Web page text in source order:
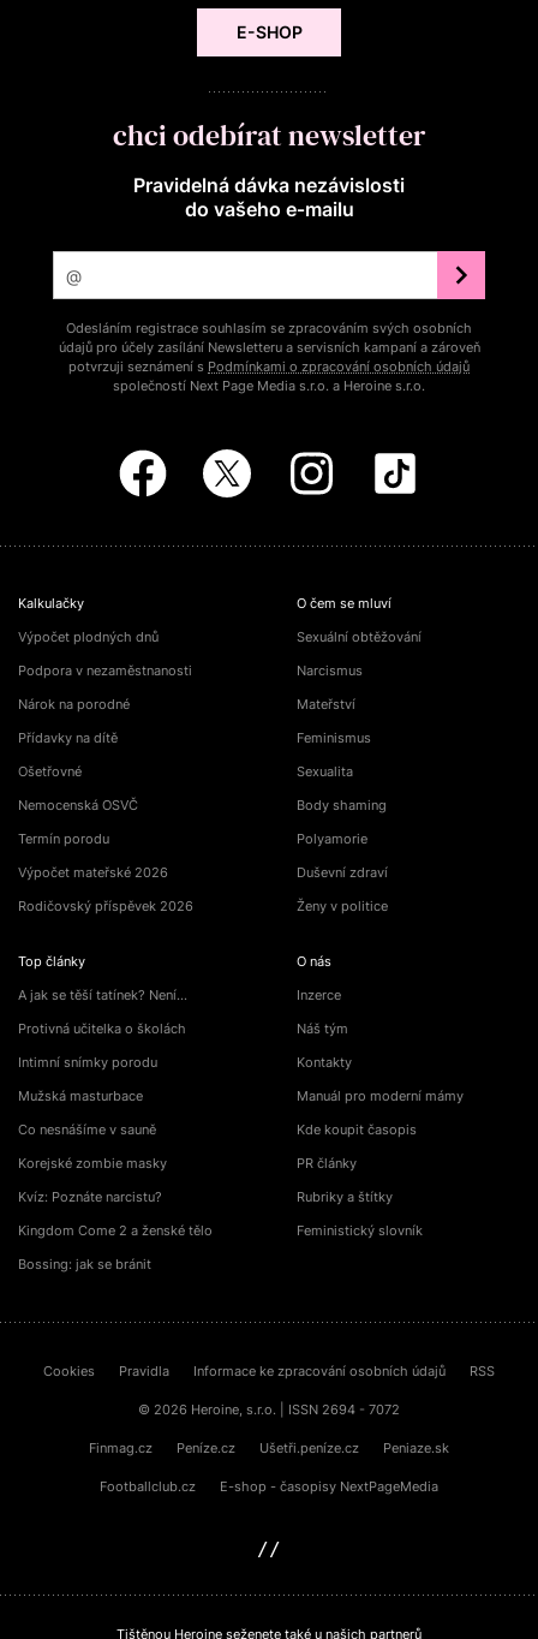
E-SHOP
chci odebírat newsletter
Pravidelná dávka nezávislosti
do vašeho e‑mailu
Odesláním registrace souhlasím se zpracováním svých osobních
údajů pro účely zasílání Newsletteru a servisních kampaní a zároveň
potvrzuji seznámení s Podmínkami o zpracování osobních údajů
společností Next Page Media s.r.o. a Heroine s.r.o.
Kalkulačky
Výpočet plodných dnů
Podpora v nezaměstnanosti
Nárok na porodné
Přídavky na dítě
Ošetřovné
Nemocenská OSVČ
Termín porodu
Výpočet mateřské 2026
Rodičovský příspěvek 2026
Top články
A jak se těší tatínek? Není…
Protivná učitelka o školách
Intimní snímky porodu
Mužská masturbace
Co nesnášíme v sauně
Korejské zombie masky
Kvíz: Poznáte narcistu?
Kingdom Come 2 a ženské tělo
Bossing: jak se bránit
O čem se mluví
Sexuální obtěžování
Narcismus
Mateřství
Feminismus
Sexualita
Body shaming
Polyamorie
Duševní zdraví
Ženy v politice
O nás
Inzerce
Náš tým
Kontakty
Manuál pro moderní mámy
Kde koupit časopis
PR články
Rubriky a štítky
Feministický slovník
Cookies Pravidla Informace ke zpracování osobních údajů RSS
© 2026 Heroine, s.r.o. | ISSN 2694 - 7072
Finmag.cz Peníze.cz Ušetři.peníze.cz Peniaze.sk
Footballclub.cz E-shop - časopisy NextPageMedia
Tištěnou Heroine seženete také u našich partnerů